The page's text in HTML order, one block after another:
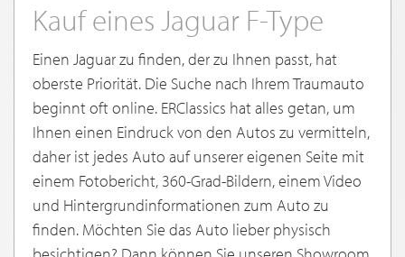
Kauf eines Jaguar F-Type
Einen Jaguar zu finden, der zu Ihnen passt, hat
oberste Priorität. Die Suche nach Ihrem Traumauto
beginnt oft online. ERClassics hat alles getan, um
Ihnen einen Eindruck von den Autos zu vermitteln,
daher ist jedes Auto auf unserer eigenen Seite mit
einem Fotobericht, 360-Grad-Bildern, einem Video
und Hintergrundinformationen zum Auto zu
finden. Möchten Sie das Auto lieber physisch